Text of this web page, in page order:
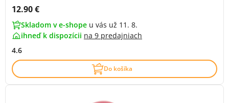
Cena s DPH:
12.90 €
Skladom v e-shope u vás už 11. 8.
ihneď k dispozícii na 9 predajniach
4.6
Do košíka